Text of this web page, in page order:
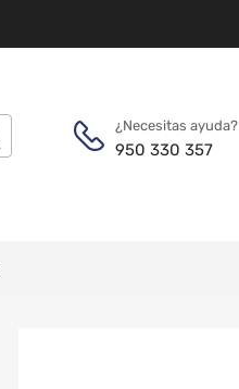
¿Necesitas ayuda?
950 330 357